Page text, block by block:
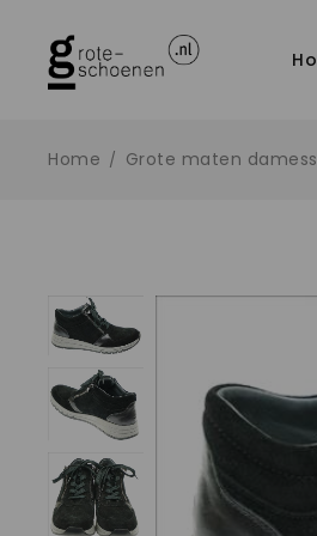
Home / Grote maten